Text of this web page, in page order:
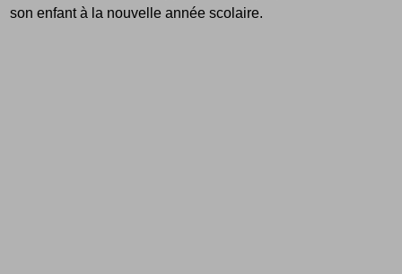
son enfant à la nouvelle année scolaire.